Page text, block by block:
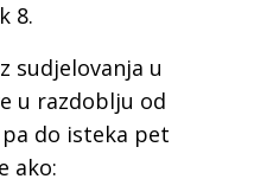
8.
sudjelovanja u
u razdoblju od
do isteka pet
ako: